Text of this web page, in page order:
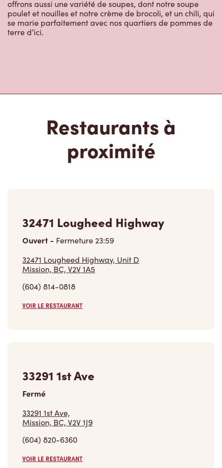
32471 Lougheed Highway, Unit D
Mission, BC, V2V 1A5
(604) 814-0818
VOIR LE RESTAURANT
33291 1st Ave,
Mission, BC, V2V 1J9
(604) 820-6360
VOIR LE RESTAURANT